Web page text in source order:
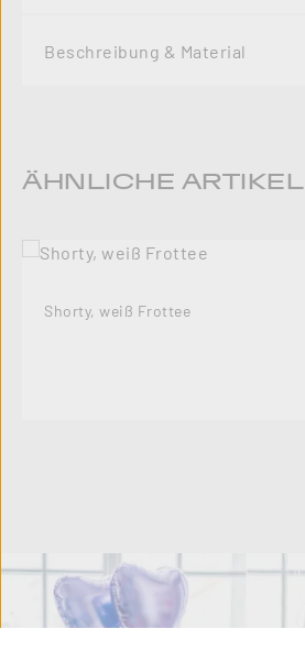
Beschreibung & Material
Produktgalerie überspringen
ÄHNLICHE ARTIKEL
Shorty, weiß Frottee